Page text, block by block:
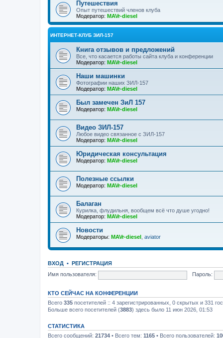
Путешествия
Опыт путешествий членов клуба
Модератор: MAVr-diesel
ИНТЕРНЕТ-КЛУБ ЗИЛ-157
Книга отзывов и предложений
Все, что касается работы сайта клуба и конференции
Модератор: MAVr-diesel
Наши машинки
Фотографии наших ЗИЛ-157
Модератор: MAVr-diesel
Был замечен ЗиЛ 157
Модератор: MAVr-diesel
Видео ЗИЛ-157
Любое видео связанное с ЗИЛ-157
Модератор: MAVr-diesel
Юридическая консультация
Модератор: MAVr-diesel
Полезные ссылки
Модератор: MAVr-diesel
Балаган
Курилка, флудильня, вообщем всё что душе угодно!
Модератор: MAVr-diesel
Новости
Модераторы: MAVr-diesel aviator
ВХОД • РЕГИСТРАЦИЯ
Имя пользователя:
Пароль:
КТО СЕЙЧАС НА КОНФЕРЕНЦИИ
Всего 335 посетителей :: 4 зарегистрированных, 0 скрытых и 331
Больше всего посетителей (3883) здесь было 11 июн 2026, 01:53
СТАТИСТИКА
Всего сообщений: 21734 • Всего тем: 1165 • Всего пользователей: